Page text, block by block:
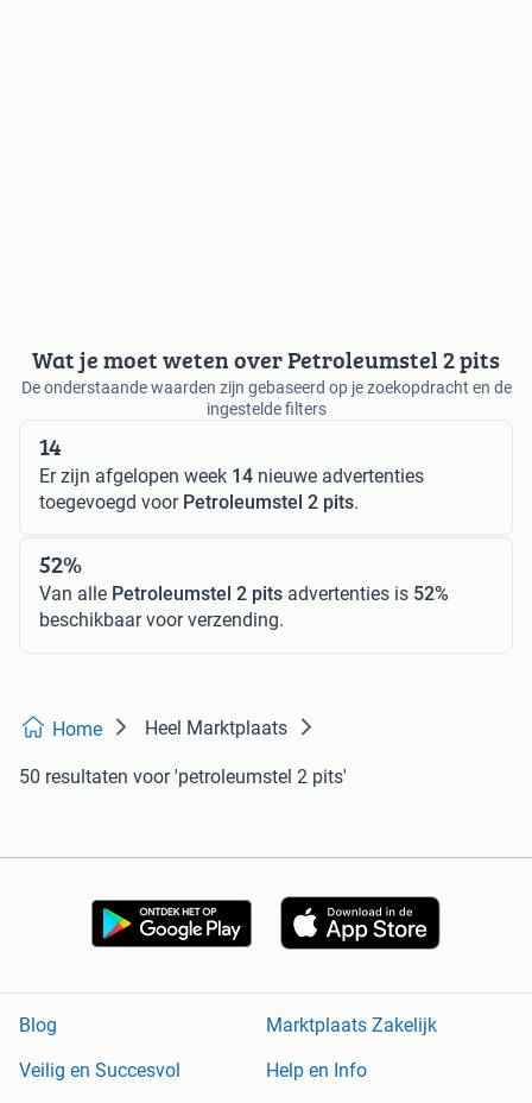
Wat je moet weten over Petroleumstel 2 pits
De onderstaande waarden zijn gebaseerd op je zoekopdracht en de
ingestelde filters
14
Er zijn afgelopen week 14 nieuwe advertenties
toegevoegd voor Petroleumstel 2 pits.
52%
Van alle Petroleumstel 2 pits advertenties is 52%
beschikbaar voor verzending.
Home Heel Marktplaats
50 resultaten voor 'petroleumstel 2 pits'
Blog
Marktplaats Zakelijk
Veilig en Succesvol
Help en Info